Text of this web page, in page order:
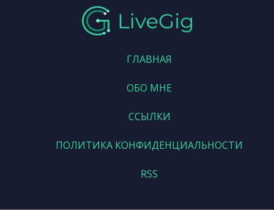
ГЛАВНАЯ
ОБО МНЕ
ССЫЛКИ
ПОЛИТИКА КОНФИДЕНЦИАЛЬНОСТИ
RSS